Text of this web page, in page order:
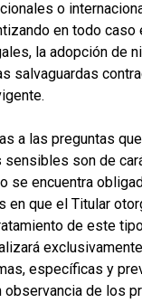
o
en todo
la adopción de
salvaguardas
a las preguntas
son de
se encuentra
en que el Titular
de este
específicas y
observancia de los